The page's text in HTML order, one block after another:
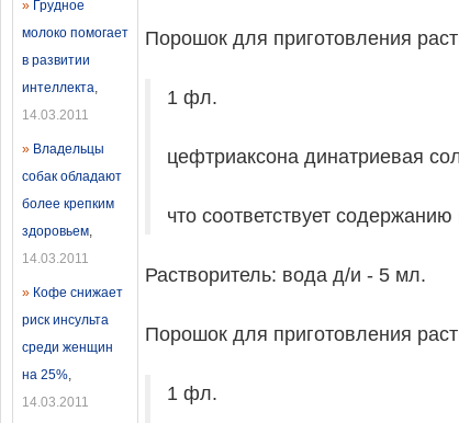
» Грудное
молоко помогает
в развитии
интеллекта,
14.03.2011
» Владельцы
собак обладают
более крепким
здоровьем,
14.03.2011
» Кофе снижает
риск инсульта
среди женщин
на 25%,
14.03.2011
Порошок для приготовления
1 фл.
цефтриаксона динатриевая
что соответствует
Растворитель: вода д/и - 5 мл.
Порошок для приготовления
1 фл.